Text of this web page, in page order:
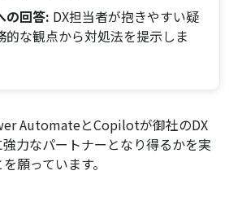
の回答: DX担当者が抱きやすい疑
的な観点から対処法を提示しま
AutomateとCopilotが御社のDX
力なパートナーとなり得るかを実
願っています。